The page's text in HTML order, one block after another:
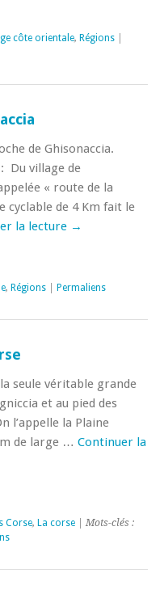
côte orientale, Régions
de Ghisonaccia.
Du village de
« route de la
cyclable de 4 Km fait le
la lecture →
, Régions Permaliens
seule véritable grande
et au pied des
l’appelle la Plaine
de large … Continuer la
Corse, La corse | Mots-clés :